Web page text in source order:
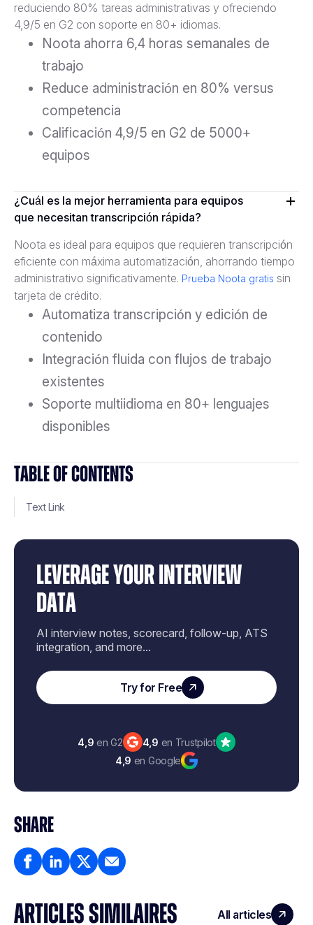
TABLE OF CONTENTS
Text Link
LEVERAGE YOUR INTERVIEW
DATA
AI interview notes, scorecard, follow-up, ATS
integration, and more...
Try for Free
4,9 en G2 4,9 en Trustpilot
4,9 en Google
SHARE
reduciendo 80% tareas administrativas y ofreciendo
4,9/5 en G2 con soporte en 80+ idiomas.
Noota ahorra 6,4 horas semanales de
trabajo
Reduce administración en 80% versus
competencia
Calificación 4,9/5 en G2 de 5000+
equipos
¿Cuál es la mejor herramienta para equipos
que necesitan transcripción rápida?
Noota es ideal para equipos que requieren transcripción
eficiente con máxima automatización, ahorrando tiempo
administrativo significativamente. Prueba Noota gratis sin
tarjeta de crédito.
Automatiza transcripción y edición de
contenido
Integración fluida con flujos de trabajo
existentes
Soporte multiidioma en 80+ lenguajes
disponibles
ARTICLES SIMILAIRES All articles